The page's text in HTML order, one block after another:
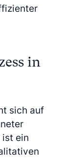
in
sich auf
ist ein